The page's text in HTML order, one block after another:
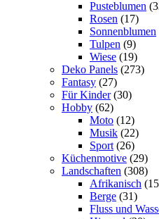
Pusteblumen
Rosen (17)
Sonnenblumen
Tulpen (9)
Wiese (19)
Deko Panels (273)
Fantasy (27)
Für Kinder (30)
Hobby (62)
Moto (12)
Musik (22)
Sport (26)
Küchenmotive (29)
Landschaften (308)
Afrikanisch
Berge (31)
Fluss und